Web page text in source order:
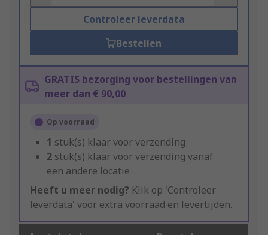
Controleer leverdata
Bestellen
GRATIS bezorging voor bestellingen van
meer dan € 90,00
Op voorraad
1 stuk(s) klaar voor verzending
2 stuk(s) klaar voor verzending vanaf
een andere locatie
Heeft u meer nodig? Klik op 'Controleer
leverdata' voor extra voorraad en levertijden.